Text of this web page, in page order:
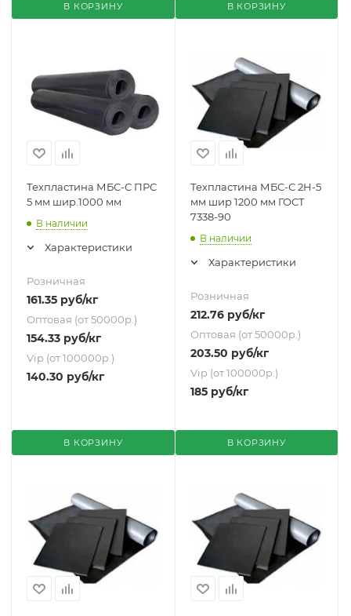
В КОРЗИНУ В КОРЗИНУ
Техпластина МБС-С ПРС
5 мм шир.1000 мм
В наличии
Характеристики
Розничная
161.35 руб/кг
Оптовая (от 50000р.)
154.33 руб/кг
Vip (от 100000р.)
140.30 руб/кг
В КОРЗИНУ
Техпластина МБС-С 2Н-5
мм шир 1200 мм ГОСТ
7338-90
В наличии
Характеристики
Розничная
212.76руб/кг
Оптовая (от 50000р.)
203.50 руб/кг
Vip (от 100000р.)
185руб/кг
В КОРЗИНУ